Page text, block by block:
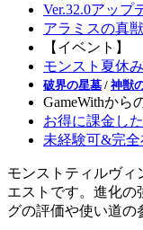
Ver.32.0アップ
アラミスの真
【イベント】
モンスト夏休
破界の星墓 / 神獣
GameWithから
お得に課金し
未経験可&完全
モンストティルヴィ
エストです。進化の
グの評価や使い道の